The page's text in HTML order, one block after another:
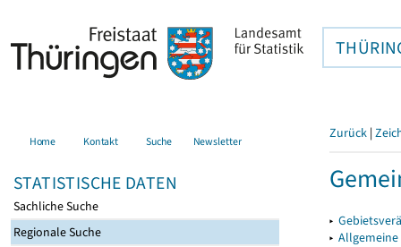
Home Kontakt Suche Newsletter
STATISTISCHE DATEN
Sachliche Suche
Regionale Suche
Zurück |
▸
▸